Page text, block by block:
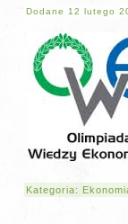
Dodane 12 lutego
Kategoria: